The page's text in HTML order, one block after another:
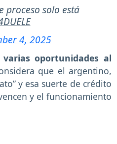
proceso solo está
4, 2025
oportunidades al
que el argentino,
y esa suerte de crédito
y el funcionamiento